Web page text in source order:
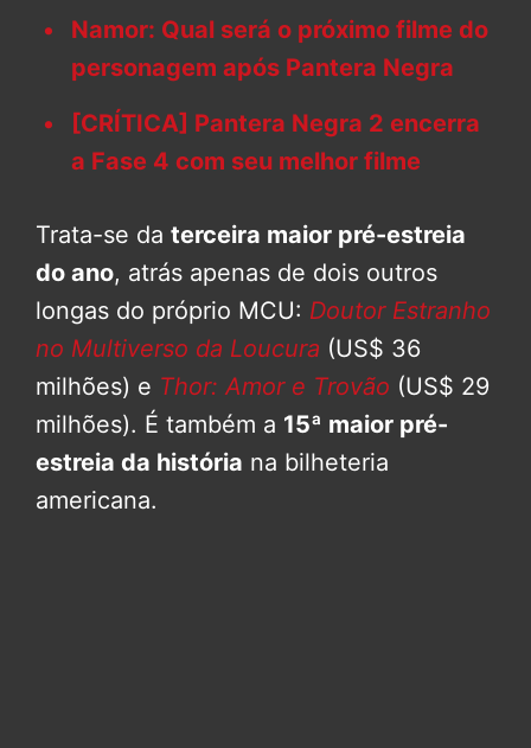
Namor: Qual será o próximo filme do
personagem após Pantera Negra
[CRÍTICA] Pantera Negra 2 encerra
a Fase 4 com seu melhor filme
Trata-se da terceira maior pré-estreia
do ano, atrás apenas de dois outros
longas do próprio MCU: Doutor Estranho
no Multiverso da Loucura (US$ 36
milhões) e Thor: Amor e Trovão (US$ 29
milhões). É também a 15ª maior pré-
estreia da história na bilheteria
americana.